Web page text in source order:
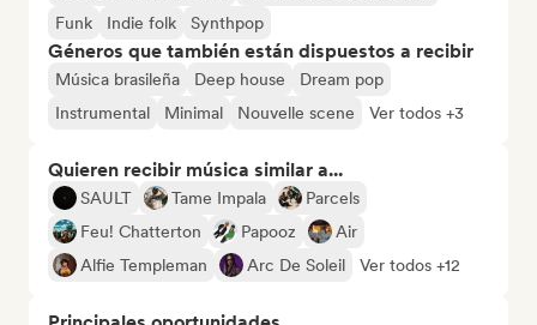
Funk
Indie folk Synthpop
Géneros que también están dispuestos a recibir
Música brasileña Deep house
Dream pop
Instrumental
Minimal Nouvelle scene Ver todos +3
Quieren recibir música similar a...
SAULT Tame Impala
Parcels
Feu! Chatterton
Papooz
Air
Alfie Templeman
Arc De Soleil Ver todos +12